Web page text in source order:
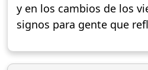
y en los cambios de los
signos para gente que